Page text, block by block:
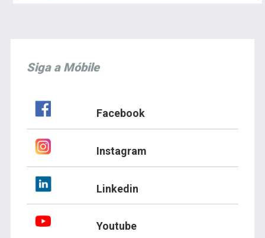
Siga a Móbile
Facebook
Instagram
Linkedin
Youtube